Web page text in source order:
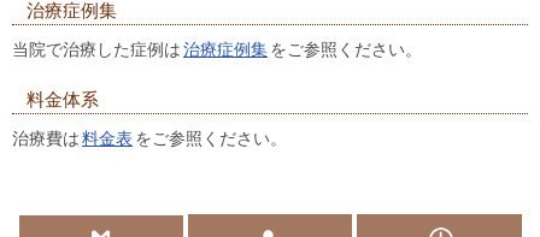
治療症例集
当院で治療した症例は治療症例集をご参照ください。
料金体系
治療費は料金表 をご参照ください。